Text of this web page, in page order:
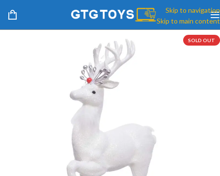
Skip to navigation
Skip to main content
SOLD OUT